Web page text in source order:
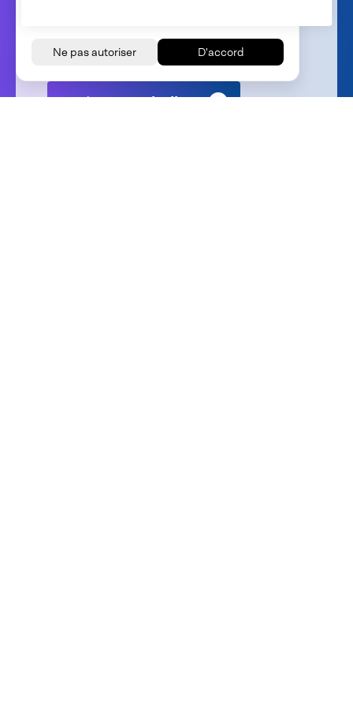
de nouveaux talents qui souhaitent se
joindre à notre équipe!
Let's have a cup of coffee